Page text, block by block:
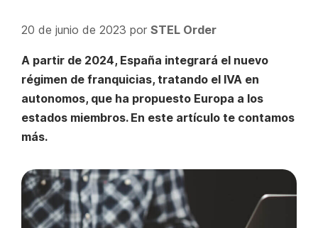
20 de junio de 2023 por STEL Order
A partir de 2024, España integrará el nuevo
régimen de franquicias, tratando el IVA en
autonomos, que ha propuesto Europa a los
estados miembros. En este artículo te contamos
más.